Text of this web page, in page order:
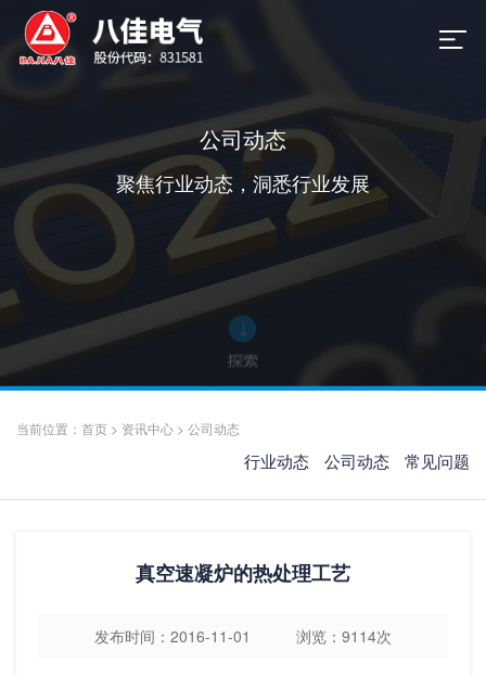
公司动态
聚焦行业动态，洞悉行业发展
当前位置： 首页 > 资讯中心 > 公司动态
行业动态 公司动态 常见问题
真空速凝炉的热处理工艺
发布时间：2016-11-01 浏览：9114次